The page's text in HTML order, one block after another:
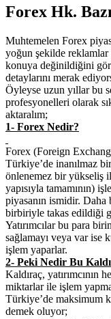
Forex Hk.
Muhtemelen Forex
yoğun şekilde reklamlar
konuya değinildiğini
detaylarını merak
Öyleyse uzun yıllar bu
profesyonelleri olarak
aktaralım;
1- Forex Nedir?
Forex (Foreign
Türkiye’de inanılmaz
önlenemez bir yükseliş
yapısıyla tamamının)
piyasanın ismidir.
birbiriyle takas edildiği
Yatırımcılar bu para
sağlamayı veya var ise
işlem yaparlar.
2- Peki Nedir Bu
Kaldıraç, yatırımcının
miktarlar ile işlem
Türkiye’de maksimum
demek oluyor;